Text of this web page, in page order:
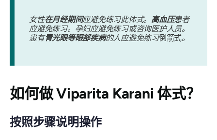
女性在月经期间应避免练习此体式。 高血压患者
应避免练习。孕妇应避免练习或咨询医护人员。
患有青光眼等眼部疾病的人应避免练习倒箭式。
如何做Viparita Karani 体式？
按照步骤说明操作